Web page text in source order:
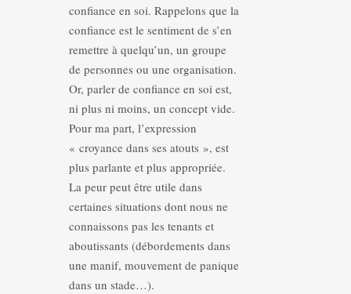
confiance en soi. Rappelons que la
confiance est le sentiment de s’en
remettre à quelqu’un, un groupe
de personnes ou une organisation.
Or, parler de confiance en soi est,
ni plus ni moins, un concept vide.
Pour ma part, l’expression
« croyance dans ses atouts », est
plus parlante et plus appropriée.
La peur peut être utile dans
certaines situations dont nous ne
connaissons pas les tenants et
aboutissants (débordements dans
une manif, mouvement de panique
dans un stade…).